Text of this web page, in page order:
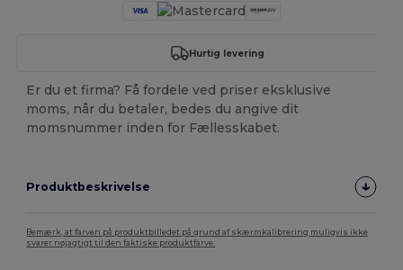
Hurtig levering
Er du et firma? Få fordele ved priser eksklusive
moms, når du betaler, bedes du angive dit
momsnummer inden for Fællesskabet.
Produktbeskrivelse
Bemærk, at farven på produktbilledet på grund af skærmkalibrering muligvis ikke
svarer nøjagtigt til den faktiske produktfarve.